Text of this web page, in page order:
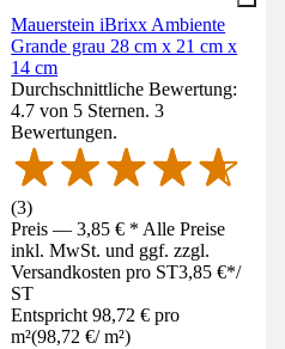
Mauerstein iBrixx Ambiente
Grande grau 28 cm x 21 cm x
14 cm
Durchschnittliche Bewertung:
4.7 von 5 Sternen. 3
Bewertungen.
(3)
Preis — 3,85 € * Alle Preise
inkl. MwSt. und ggf. zzgl.
Versandkosten pro ST3,85 €*/
ST
Entspricht 98,72 € pro
m²(98,72 €/ m²)